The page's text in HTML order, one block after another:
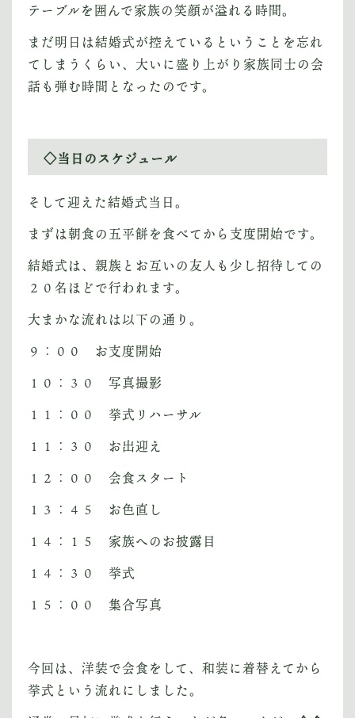
テーブルを囲んで家族の笑顔が溢れる時間。
まだ明日は結婚式が控えているということを忘れ
てしまうくらい、大いに盛り上がり家族同士の会
話も弾む時間となったのです。
◇当日のスケジュール
そして迎えた結婚式当日。
まずは朝食の五平餅を食べてから支度開始です。
結婚式は、親族とお互いの友人も少し招待しての
２０名ほどで行われます。
大まかな流れは以下の通り。
９：００ お支度開始
１０：３０ 写真撮影
１１：００ 挙式リハーサル
１１：３０ お出迎え
１２：００ 会食スタート
１３：４５ お色直し
１４：１５ 家族へのお披露目
１４：３０ 挙式
１５：００ 集合写真
今回は、洋装で会食をして、和装に着替えてから
挙式という流れにしました。